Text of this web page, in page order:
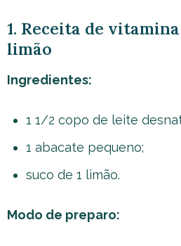
1. Receita de
limão
Ingredientes:
1 1/2 copo de leite
1 abacate pequeno;
suco de 1 limão.
Modo de preparo: